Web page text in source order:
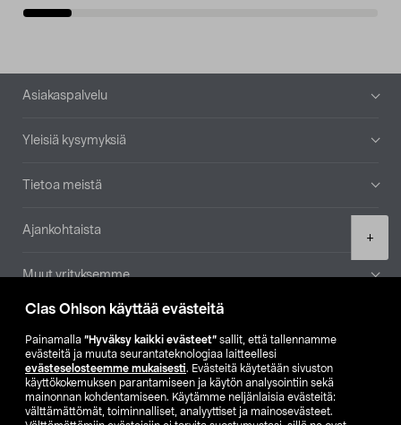
Clas Ohlson käyttää evästeitä
Painamalla ”Hyväksy kaikki evästeet” sallit, että tallennamme
evästeitä ja muuta seurantateknologiaa laitteellesi
evästeselosteemme mukaisesti. Evästeitä käytetään sivuston
käyttökokemuksen parantamiseen ja käytön analysointiin sekä
mainonnan kohdentamiseen. Käytämme neljänlaisia evästeitä:
välttämättömät, toiminnalliset, analyyttiset ja mainosevästeet.
+
Alatunniste
Asiakaspalvelu
Yleisiä kysymyksiä
Tietoa meistä
Ajankohtaista
Muut yrityksemme
Etsi myymälä
SE NO FI
FI SV